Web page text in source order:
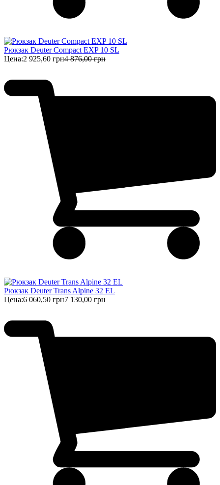
Рюкзак Deuter Compact EXP 10 SL
Цена:2 925,60 грн4 876,00 грн
Рюкзак Deuter Trans Alpine 32 EL
Цена:6 060,50 грн7 130,00 грн